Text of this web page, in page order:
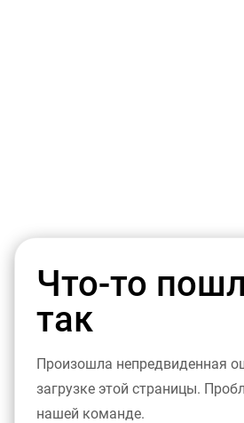
Что-то
так
Произошла непредвиденная
загрузке этой страницы.
нашей команде.